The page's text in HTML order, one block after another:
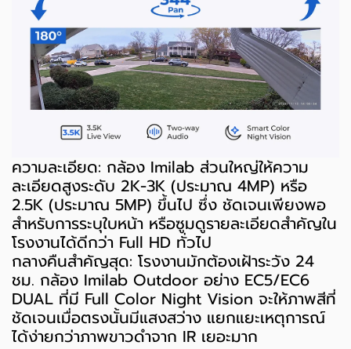
ความละเอียด: กล้อง Imilab ส่วนใหญ่ให้ความ
ละเอียดสูงระดับ 2K-3K (ประมาณ 4MP) หรือ
2.5K (ประมาณ 5MP) ขึ้นไป ซึ่ง ชัดเจนเพียงพอ
สำหรับการระบุใบหน้า หรือซูมดูรายละเอียดสำคัญใน
โรงงานได้ดีกว่า Full HD ทั่วไป
กลางคืนสำคัญสุด: โรงงานมักต้องเฝ้าระวัง 24
ชม. กล้อง Imilab Outdoor อย่าง EC5/EC6
DUAL ที่มี Full Color Night Vision จะให้ภาพสีที่
ชัดเจนเมื่อตรงนั้นมีแสงสว่าง แยกแยะเหตุการณ์
ได้ง่ายกว่าภาพขาวดำจาก IR เยอะมาก